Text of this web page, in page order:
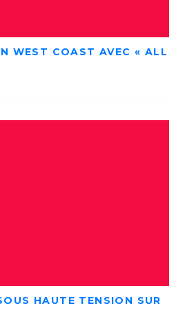
WEST COAST AVEC « ALL
HAUTE TENSION SUR